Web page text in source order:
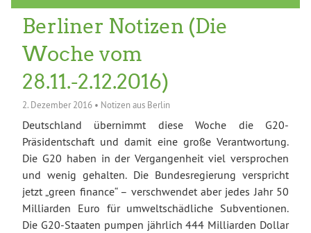
Berliner Notizen (Die
Woche vom
28.11.-2.12.2016)
2. Dezember 2016 • Notizen aus Berlin
Deutschland übernimmt diese Woche die G20-
Präsidentschaft und damit eine große Verantwortung.
Die G20 haben in der Vergangenheit viel versprochen
und wenig gehalten. Die Bundesregierung verspricht
jetzt „green finance“ – verschwendet aber jedes Jahr 50
Milliarden Euro für umweltschädliche Subventionen.
Die G20-Staaten pumpen jährlich 444 Milliarden Dollar